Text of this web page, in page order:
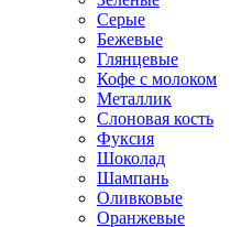
Серые
Бежевые
Глянцевые
Кофе с молоком
Металлик
Слоновая кость
Фуксия
Шоколад
Шампань
Оливковые
Оранжевые